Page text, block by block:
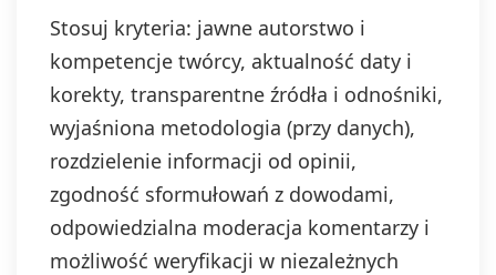
Stosuj kryteria: jawne autorstwo i
kompetencje twórcy, aktualność daty i
korekty, transparentne źródła i odnośniki,
wyjaśniona metodologia (przy danych),
rozdzielenie informacji od opinii,
zgodność sformułowań z dowodami,
odpowiedzialna moderacja komentarzy i
możliwość weryfikacji w niezależnych